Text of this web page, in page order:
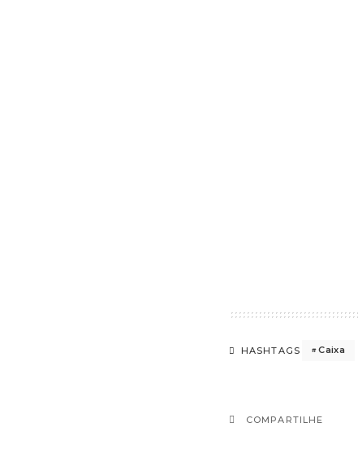
HASHTAGS Caixa
COMPARTILHE